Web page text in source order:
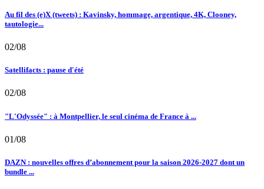
Au fil des (e)X (tweets) : Kavinsky, hommage, argentique, 4K, Clooney,
tautologie...
02/08
Satellifacts : pause d'été
02/08
"L'Odyssée" : à Montpellier, le seul cinéma de France à ...
01/08
DAZN : nouvelles offres d’abonnement pour la saison 2026-2027 dont un
bundle ...